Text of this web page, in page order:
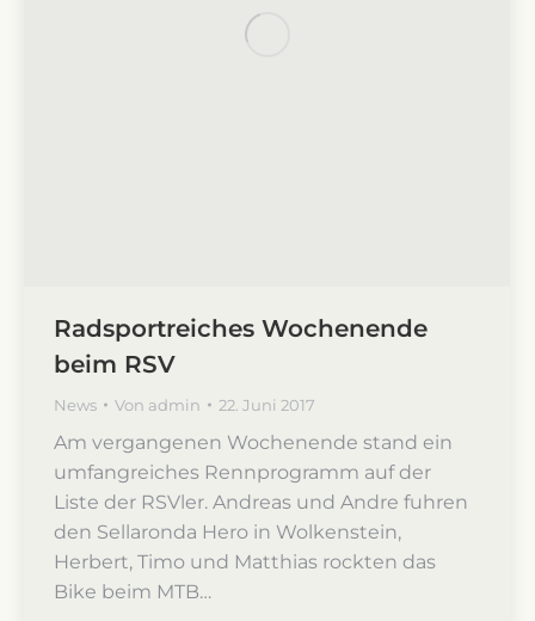
Radsportreiches Wochenende
beim RSV
News Von admin 22. Juni 2017
Am vergangenen Wochenende stand ein
umfangreiches Rennprogramm auf der
Liste der RSVler. Andreas und Andre fuhren
den Sellaronda Hero in Wolkenstein,
Herbert, Timo und Matthias rockten das
Bike beim MTB…